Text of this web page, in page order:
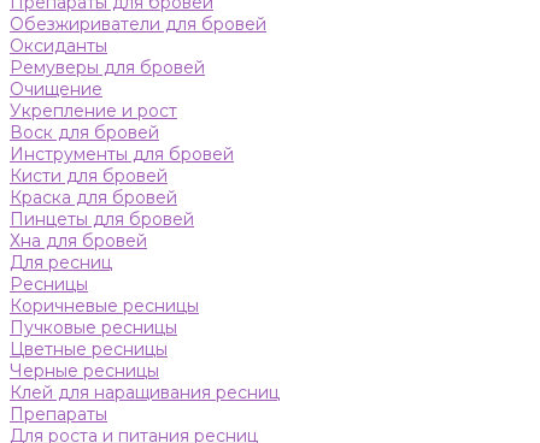
Обезжириватели для бровей
Оксиданты
Ремуверы для бровей
Очищение
Укрепление и рост
Воск для бровей
Инструменты для бровей
Кисти для бровей
Краска для бровей
Пинцеты для бровей
Хна для бровей
Для ресниц
Ресницы
Коричневые ресницы
Пучковые ресницы
Цветные ресницы
Черные ресницы
Клей для наращивания ресниц
Препараты
Для роста и питания ресниц